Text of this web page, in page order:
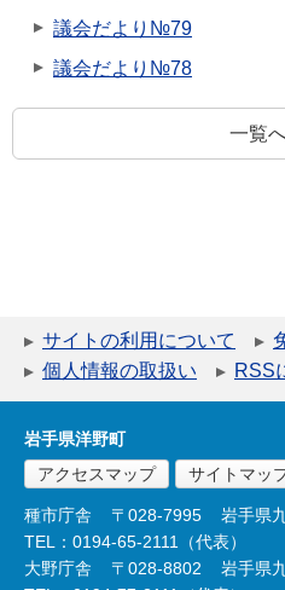
議会だより№79
議会だより№78
一覧
サイトの利用について
個人情報の取扱い
RSS
岩手県洋野町
アクセスマップ
サイトマッ
種市庁舎 〒028-7995
岩手県
TEL：0194-65-2111（代表）
大野庁舎
〒028-8802
岩手県